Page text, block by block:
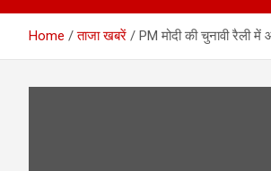
Home ताजा खबरें PM मोदी की चुनावी रैली